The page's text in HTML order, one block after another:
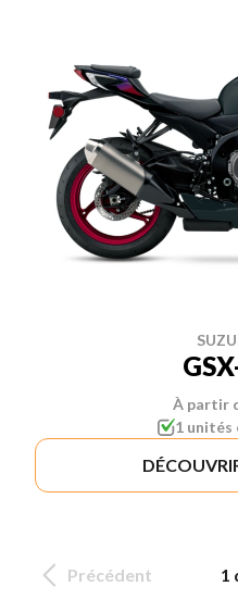
À partir
1 unités
Précédent 1